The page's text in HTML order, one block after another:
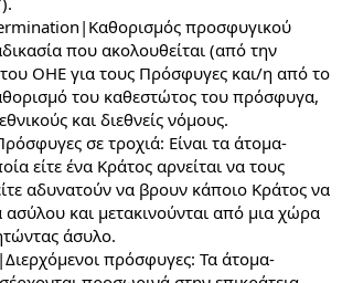
προσφυγικού
που ακολουθείται (από την
ΟΗΕ για τους Πρόσφυγες και/η από το
του καθεστώτος του πρόσφυγα,
και διεθνείς νόμους.
σε τροχιά: Είναι τα άτομα-
είτε ένα Κράτος αρνείται να τους
αδυνατούν να βρουν κάποιο Κράτος να
ασύλου και μετακινούνται από μια χώρα
άσυλο.
πρόσφυγες: Τα άτομα-